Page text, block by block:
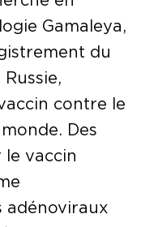
Gamaleya,
du
contre le
Des
le vaccin
adénoviraux